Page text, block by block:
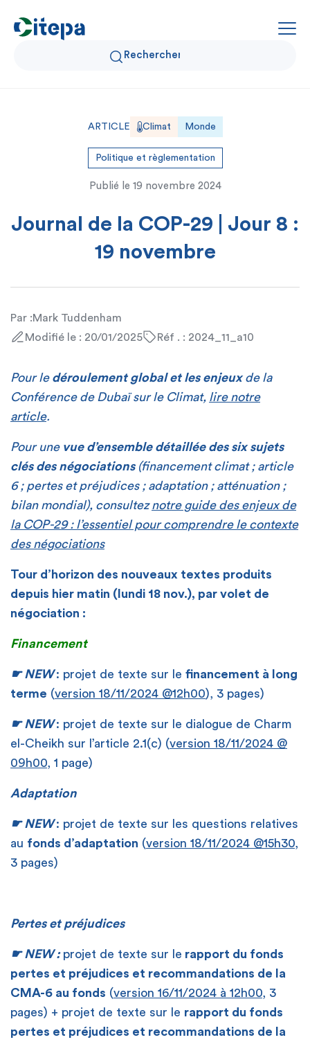
Qui sommes-nous ?
Données Air et Climat
Expertise et solutions
ARTICLE Climat Monde
Politique et règlementation
Publié le 19 novembre 2024
Journal de la COP-29 | Jour 8 :
19 novembre
Par :Mark Tuddenham
Modifié le : 20/01/2025
Réf . : 2024_11_a10
Pour le déroulement global et les enjeuxde la
Conférence de Dubaï sur le Climat, lire notre
article.
Pour une vue d’ensemble détaillée des six sujets
clés des négociations(financement climat ; article
6 ; pertes et préjudices ; adaptation ; atténuation ;
bilan mondial), consultez notre guide des enjeux de
la COP-29 : l’essentiel pour comprendre le contexte
des négociations
Tour d’horizon des nouveaux textes produits
depuis hier matin (lundi 18 nov.), par volet de
négociation :
Financement
☛ NEW: projet de texte sur le financement à long
terme (version 18/11/2024 @12h00), 3 pages)
☛ NEW: projet de texte sur le dialogue de Charm
el-Cheikh sur l’article 2.1(c) (version 18/11/2024 @
09h00 , 1 page)
Adaptation
☛ NEW: projet de texte sur les questions relatives
au fonds d’adaptation (version 18/11/2024 @15h30
3 pages)
Pertes et préjudices
☛ NEW : projet de texte sur le rapport du fonds
pertes et préjudices et recommandations de la
CMA-6 au fonds (version 16/11/2024 à 12h00 , 3
pages) + projet de texte sur le rapport du fonds
pertes et préjudices et recommandations de la